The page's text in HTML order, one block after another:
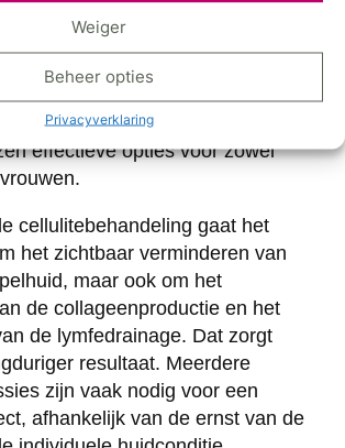
Weiger
Beheer opties
Privacyverklaring
de doorbloeding direct worden
zoals radiofrequentie,
therapie en
met microgolven behoren
effectieve opties voor zowel
cellulitebehandeling gaat het
het zichtbaar verminderen van
maar ook om het
de collageenproductie en het
de lymfedrainage. Dat zorgt
resultaat. Meerdere
zijn vaak nodig voor een
afhankelijk van de ernst van de